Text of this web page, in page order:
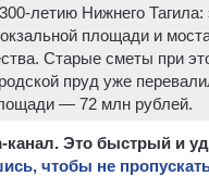
летию Нижнего
площади и
Старые сметы при
пруд уже
— 72 млн рублей.
канал. Это быстрый и
чтобы не